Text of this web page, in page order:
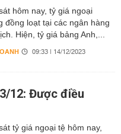
hôm nay, tỷ giá ngoại
đồng loạt tại các ngân hàng
Hiện, tỷ giá bảng Anh,...
09:33 | 14/12/2023
12: Được điều
tỷ giá ngoại tệ hôm nay,